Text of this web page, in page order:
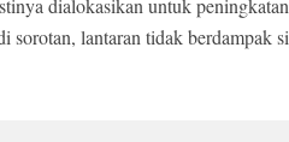
dialokasikan untuk
sorotan, lantaran tidak berdampak